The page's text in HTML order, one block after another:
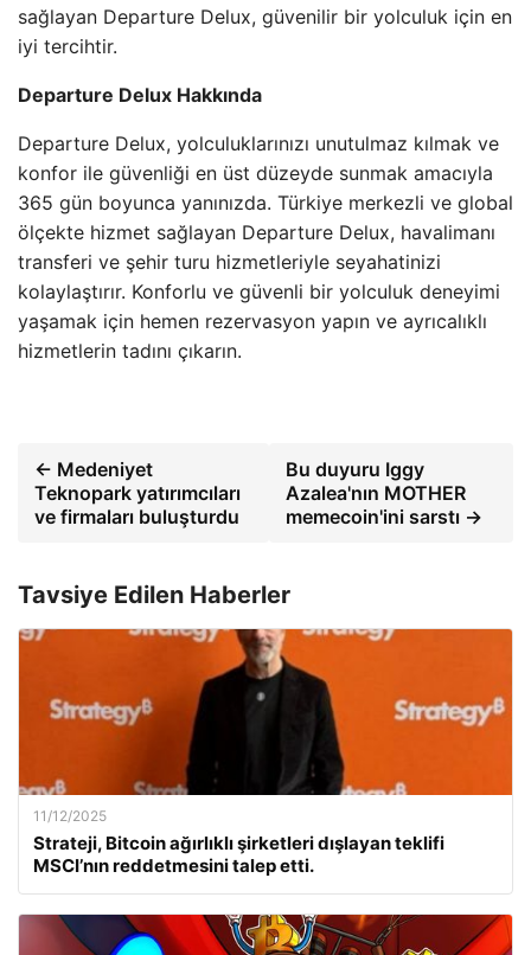
sağlayan Departure Delux, güvenilir bir yolculuk için en
iyi tercihtir.
Departure Delux Hakkında
Departure Delux, yolculuklarınızı unutulmaz kılmak ve
konfor ile güvenliği en üst düzeyde sunmak amacıyla
365 gün boyunca yanınızda. Türkiye merkezli ve global
ölçekte hizmet sağlayan Departure Delux, havalimanı
transferi ve şehir turu hizmetleriyle seyahatinizi
kolaylaştırır. Konforlu ve güvenli bir yolculuk deneyimi
yaşamak için hemen rezervasyon yapın ve ayrıcalıklı
hizmetlerin tadını çıkarın.
← Medeniyet
Teknopark yatırımcıları
ve firmaları buluşturdu
Bu duyuru Iggy
Azalea'nın MOTHER
memecoin'ini sarstı →
Tavsiye Edilen Haberler
11/12/2025
Strateji, Bitcoin ağırlıklı şirketleri dışlayan teklifi
MSCI’nın reddetmesini talep etti.